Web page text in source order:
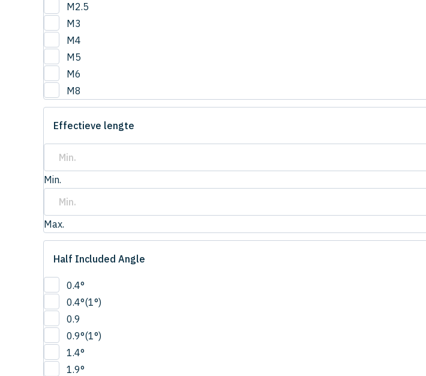
M2.5
M3
M4
M5
M6
M8
Effectieve lengte
Min.
Max.
Half Included Angle
0.4°
0.4°(1°)
0.9
0.9°(1°)
1.4°
1.9°